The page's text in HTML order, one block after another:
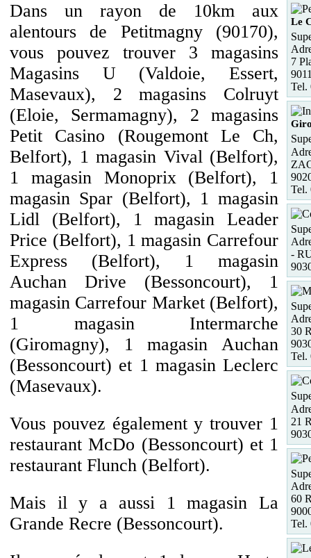
Dans un rayon de 10km aux
alentours de Petitmagny (90170),
vous pouvez trouver 3 magasins
Magasins U (Valdoie, Essert,
Masevaux), 2 magasins Colruyt
(Eloie, Sermamagny), 2 magasins
Petit Casino (Rougemont Le Ch,
Belfort), 1 magasin Vival (Belfort),
1 magasin Monoprix (Belfort), 1
magasin Spar (Belfort), 1 magasin
Lidl (Belfort), 1 magasin Leader
Price (Belfort), 1 magasin Carrefour
Express (Belfort), 1 magasin
Auchan Drive (Bessoncourt), 1
magasin Carrefour Market (Belfort),
1 magasin Intermarche
(Giromagny), 1 magasin Auchan
(Bessoncourt) et 1 magasin Leclerc
(Masevaux).
Vous pouvez également y trouver 1
restaurant McDo (Bessoncourt) et 1
restaurant Flunch (Belfort).
Mais il y a aussi 1 magasin La
Grande Recre (Bessoncourt).
Le
7
Tel.
Tel.
-
30
Tel.
21
60
Tel.